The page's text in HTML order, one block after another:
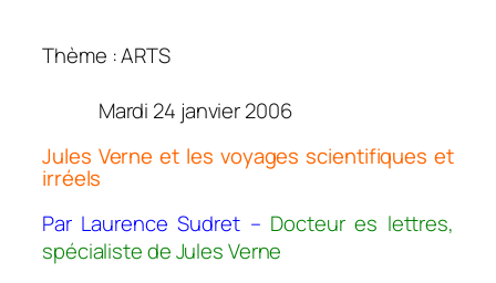
Thème : ARTS
Mardi 24 janvier 2006
Jules Verne et les voyages scientifiques et
irréels
Par Laurence Sudret – Docteur es lettres,
spécialiste de Jules Verne